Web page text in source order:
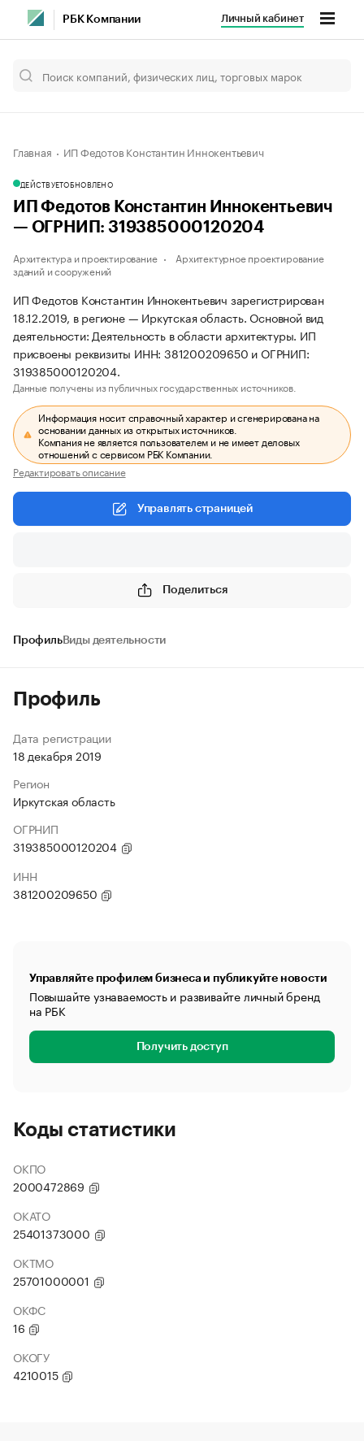
РБК Компании Личный кабинет
Главная ИП Федотов Константин Иннокентьевич
ДЕЙСТВУЕТОБНОВЛЕНО
ИП Федотов Константин Иннокентьевич
— ОГРНИП: 319385000120204
Архитектура и проектирование
Архитектурное проектирование
зданий и сооружений
ИП Федотов Константин Иннокентьевич зарегистрирован
18.12.2019, в регионе — Иркутская область. Основной вид
деятельности: Деятельность в области архитектуры. ИП
присвоены реквизиты ИНН: 381200209650 и ОГРНИП:
319385000120204.
Данные получены из публичных государственных источников.
Информация носит справочный характер и сгенерирована на
основании данных из открытых источников.
Компания не является пользователем и не имеет деловых
отношений с сервисом РБК Компании.
Редактировать описание
Управлять страницей
Поделиться
ПрофильВиды деятельности
Профиль
Дата регистрации
18 декабря 2019
Регион
Иркутская область
ОГРНИП
319385000120204
ИНН
381200209650
Управляйте профилем бизнеса и публикуйте новости
Повышайте узнаваемость и развивайте личный бренд
на РБК
Получить доступ
Коды статистики
ОКПО
2000472869
ОКАТО
25401373000
ОКТМО
25701000001
ОКФС
16
ОКОГУ
4210015